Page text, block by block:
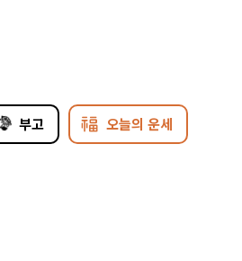
부고 오늘의 운세